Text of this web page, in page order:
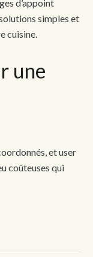
d’appoint
simples et
cuisine.
une
et user
coûteuses qui